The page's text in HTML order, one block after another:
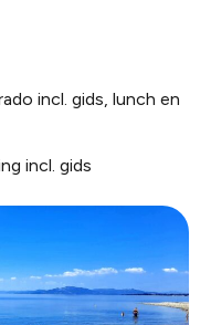
incl. gids, lunch en
incl. gids